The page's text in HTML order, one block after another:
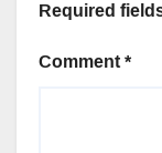
Required
Comment*